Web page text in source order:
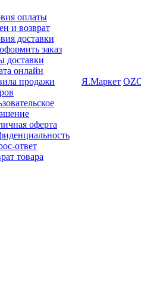
оплаты
и возврат
доставки
заказ
доставки
онлайн
продажи
оферта
ответ
товара
Я.Маркет